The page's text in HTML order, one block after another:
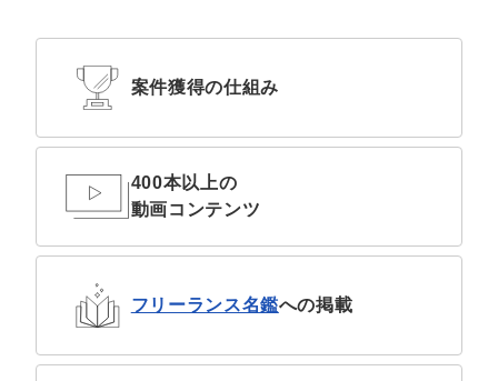
案件獲得の仕組み
400本以上の
動画コンテンツ
フリーランス名鑑への掲載